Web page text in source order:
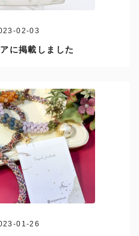
02-03
に掲載しました
01-26